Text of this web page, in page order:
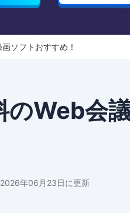
ソフトおすすめ！
のWeb会
2026年06月23日に更新